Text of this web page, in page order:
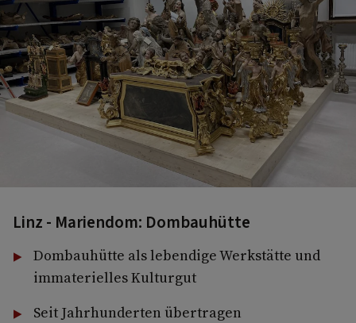
Linz - Mariendom: Dombauhütte
Dombauhütte als lebendige Werkstätte und
immaterielles Kulturgut
Seit Jahrhunderten übertragen